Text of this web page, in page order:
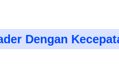
Dengan